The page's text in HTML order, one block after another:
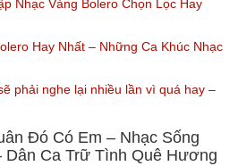
Ngọt Ngào
Nhạc Vàng Bolero Chọn Lọc Hay
Hay Nhất – Những Ca Khúc Nhạc
phải nghe lại nhiều lần vì quá hay –
Đó Có Em – Nhạc Sống
Dân Ca Trữ Tình Quê Hương